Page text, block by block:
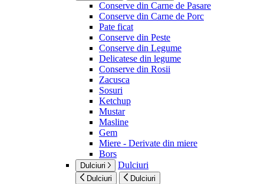
Conserve din Carne de Pasare
Conserve din Carne de Porc
Pate ficat
Conserve din Peste
Conserve din Legume
Delicatese din legume
Conserve din Rosii
Zacusca
Sosuri
Ketchup
Mustar
Masline
Gem
Miere - Derivate din miere
Bors
Dulciuri Dulciuri
Dulciuri Dulciuri